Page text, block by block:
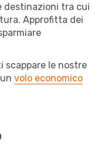
destinazioni tra cui
Approfitta dei
scappare le nostre
volo economico